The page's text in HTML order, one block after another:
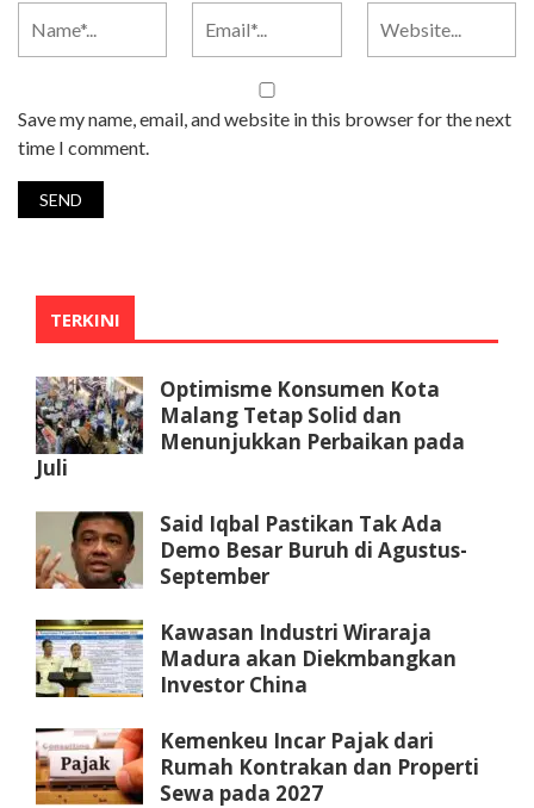
Save my name, email, and website in this browser for the next
time I comment.
TERKINI
Optimisme Konsumen Kota
Malang Tetap Solid dan
Menunjukkan Perbaikan pada
Juli
Said Iqbal Pastikan Tak Ada
Demo Besar Buruh di Agustus-
September
Kawasan Industri Wiraraja
Madura akan Diekmbangkan
Investor China
Kemenkeu Incar Pajak dari
Rumah Kontrakan dan Properti
Sewa pada 2027